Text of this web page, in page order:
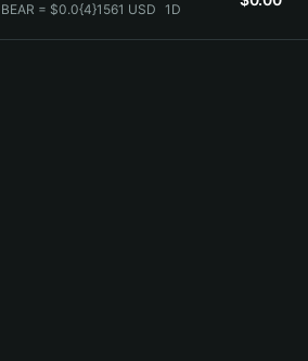
= $0.0{4}1561 USD 1D